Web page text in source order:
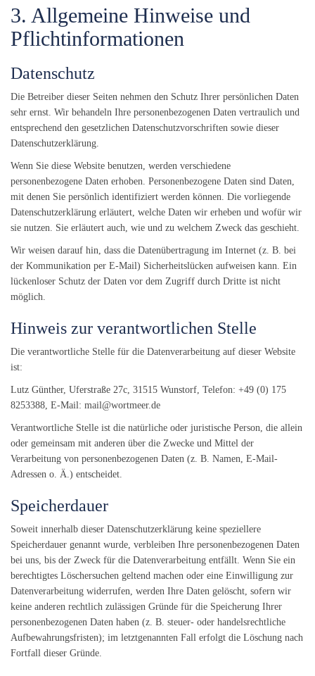
3. Allgemeine Hinweise und
Pflicht­informationen
Datenschutz
Die Betreiber dieser Seiten nehmen den Schutz Ihrer persönlichen Daten
sehr ernst. Wir behandeln Ihre personenbezogenen Daten vertraulich und
entsprechend den gesetzlichen Datenschutzvorschriften sowie dieser
Datenschutzerklärung.
Wenn Sie diese Website benutzen, werden verschiedene
personenbezogene Daten erhoben. Personenbezogene Daten sind Daten,
mit denen Sie persönlich identifiziert werden können. Die vorliegende
Datenschutzerklärung erläutert, welche Daten wir erheben und wofür wir
sie nutzen. Sie erläutert auch, wie und zu welchem Zweck das geschieht.
Wir weisen darauf hin, dass die Datenübertragung im Internet (z. B. bei
der Kommunikation per E-Mail) Sicherheitslücken aufweisen kann. Ein
lückenloser Schutz der Daten vor dem Zugriff durch Dritte ist nicht
möglich.
Hinweis zur verantwortlichen Stelle
Die verantwortliche Stelle für die Datenverarbeitung auf dieser Website
ist:
Lutz Günther, Uferstraße 27c, 31515 Wunstorf, Telefon: +49 (0) 175
8253388, E-Mail: mail@wortmeer.de
Verantwortliche Stelle ist die natürliche oder juristische Person, die allein
oder gemeinsam mit anderen über die Zwecke und Mittel der
Verarbeitung von personenbezogenen Daten (z. B. Namen, E-Mail-
Adressen o. Ä.) entscheidet.
Speicherdauer
Soweit innerhalb dieser Datenschutzerklärung keine speziellere
Speicherdauer genannt wurde, verbleiben Ihre personenbezogenen Daten
bei uns, bis der Zweck für die Datenverarbeitung entfällt. Wenn Sie ein
berechtigtes Löschersuchen geltend machen oder eine Einwilligung zur
Datenverarbeitung widerrufen, werden Ihre Daten gelöscht, sofern wir
keine anderen rechtlich zulässigen Gründe für die Speicherung Ihrer
personenbezogenen Daten haben (z. B. steuer- oder handelsrechtliche
Aufbewahrungsfristen); im letztgenannten Fall erfolgt die Löschung nach
Fortfall dieser Gründe.